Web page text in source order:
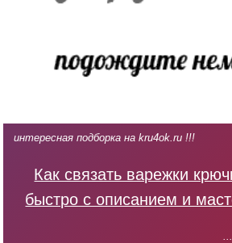
интересная подборка на kru4ok.ru !!!
Как связать варежки
быстро с описанием и